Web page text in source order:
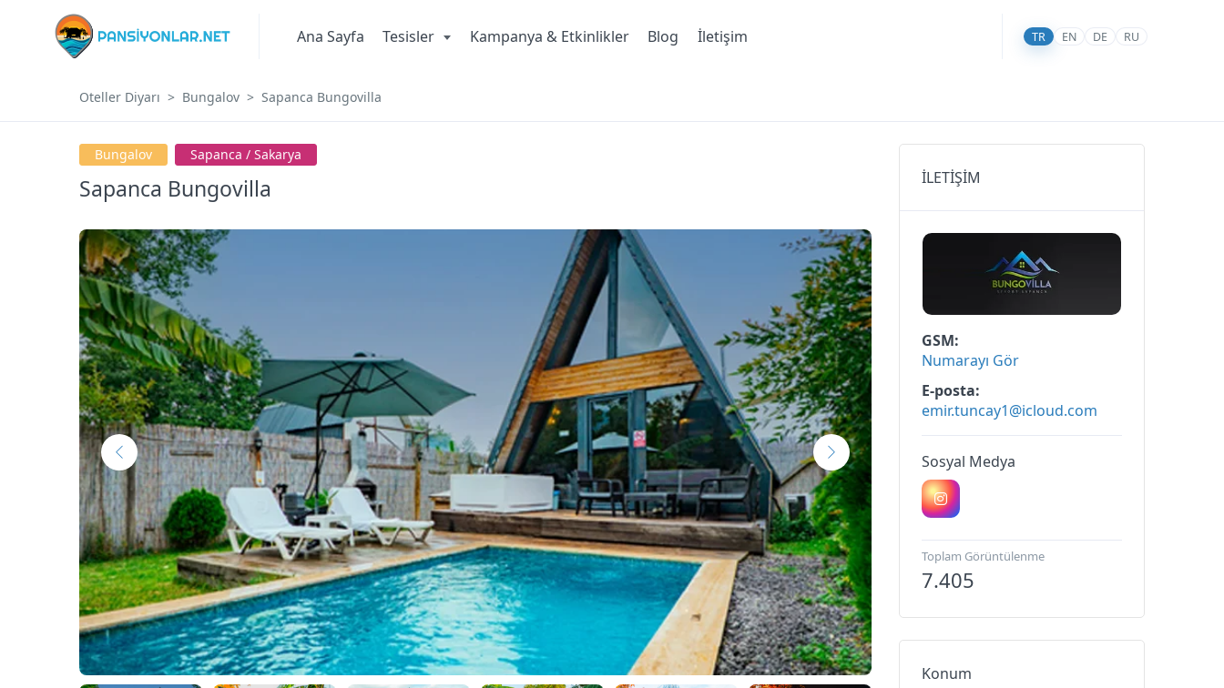
Ana Sayfa Tesisler Kampanya & Etkinlikler Blog İletişim TR EN DE RU
Oteller Diyarı Bungalov Sapanca Bungovilla
Bungalov Sapanca / Sakarya
Sapanca Bungovilla İLETİŞİM
GSM
Numarayı Gör
E-posta
emir.tuncay1@icloud.com
Sosyal Medya
Toplam Görüntülenme
7.405
Konum